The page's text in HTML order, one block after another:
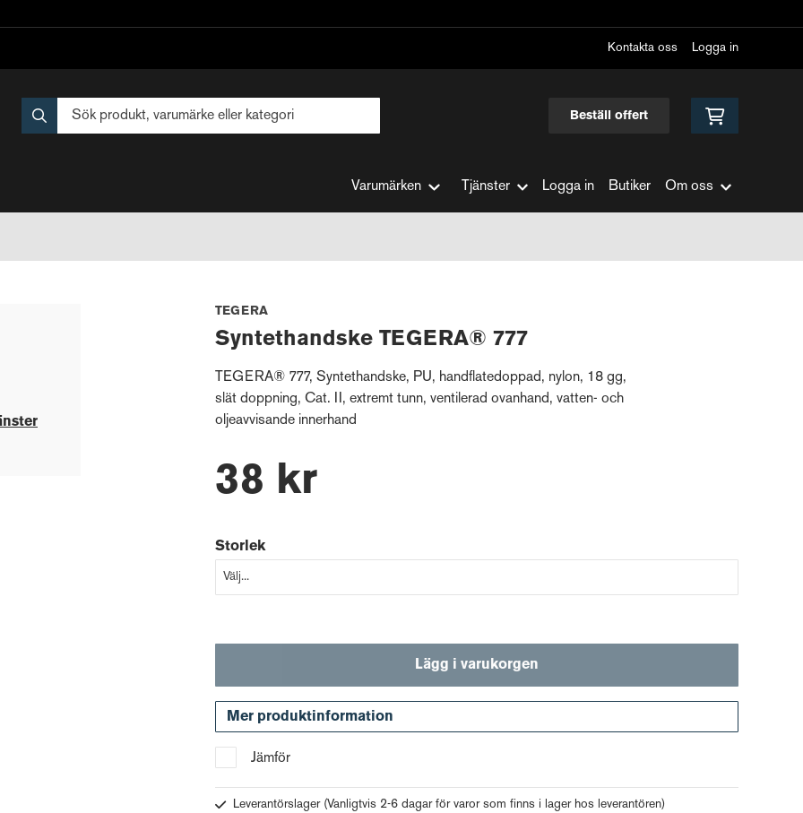
Kontakta oss Logga in
Beställ offert
Varumärken Tjänster Logga in Butiker Om oss
TEGERA
Syntethandske TEGERA® 777
TEGERA® 777, Syntethandske, PU, handflatedoppad, nylon, 18 gg,
slät doppning, Cat. II, extremt tunn, ventilerad ovanhand, vatten- och
oljeavvisande innerhand
38 kr
Storlek
Lägg i varukorgen
Mer produktinformation
Jämför
Leverantörslager (Vanligtvis 2-6 dagar för varor som finns i lager hos leverantören)